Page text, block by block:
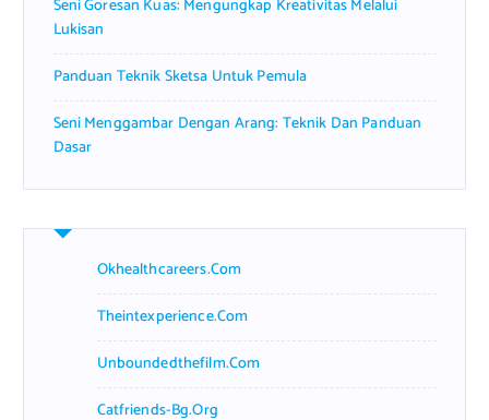
Seni Goresan Kuas: Mengungkap Kreativitas Melalui
Lukisan
Panduan Teknik Sketsa Untuk Pemula
Seni Menggambar Dengan Arang: Teknik Dan Panduan
Dasar
Okhealthcareers.com
Theintexperience.com
Unboundedthefilm.com
Catfriends-Bg.org